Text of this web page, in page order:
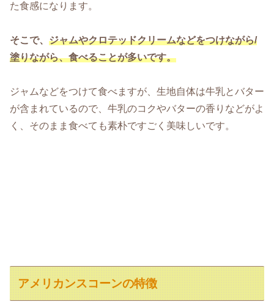
た食感になります。
そこで、 ジャムやクロテッドクリームなどをつけながら/
塗りながら、食べることが多いです。
ジャムなどをつけて食べますが、生地自体は牛乳とバター
が含まれているので、牛乳のコクやバターの香りなどがよ
く、そのまま食べても素朴ですごく美味しいです。
アメリカンスコーンの特徴